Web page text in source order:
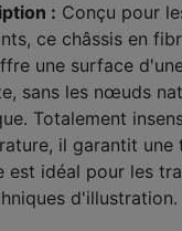
: Conçu pour
ce châssis en
une surface
sans les nœuds
Totalement
il garantit une
est idéal pour les
d'illustration.